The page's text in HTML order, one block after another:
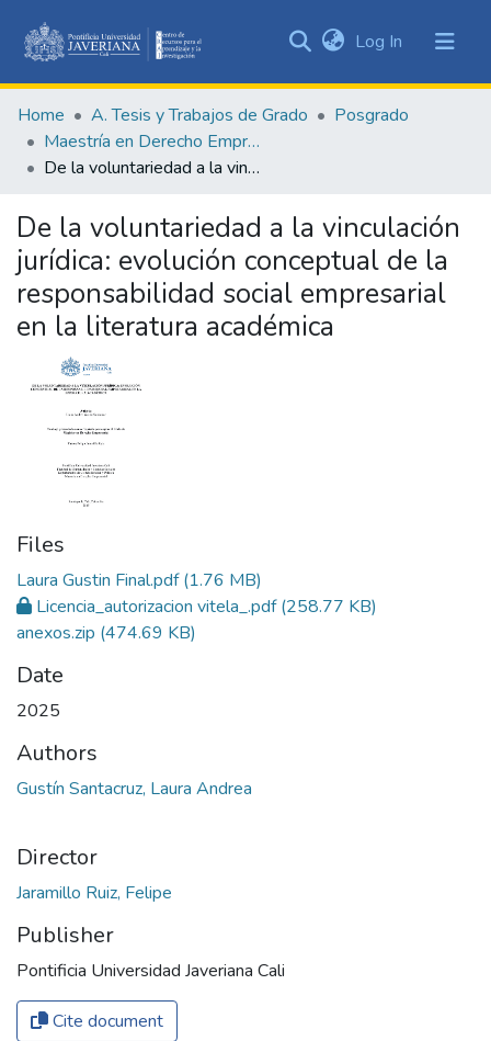
&
Collections
All of DSpace
Statistics
Log In (current)
Home A. Tesis y Trabajos de Grado
Posgrado
Maestría en Derecho Empresarial
De la voluntariedad a la vinculación jurídica: evolución conceptual de la responsabilidad social empresarial en la literatura académica
De la voluntariedad a la vinculación
jurídica: evolución conceptual de la
responsabilidad social empresarial
en la literatura académica
Files
Laura Gustin Final.pdf(1.76 MB)
Licencia_autorizacion vitela_.pdf(258.77 KB)
anexos.zip (474.69 KB)
Date
2025
Authors
Gustín Santacruz, Laura Andrea
Director
Jaramillo Ruiz, Felipe
Publisher
Pontificia Universidad Javeriana Cali
Cite document